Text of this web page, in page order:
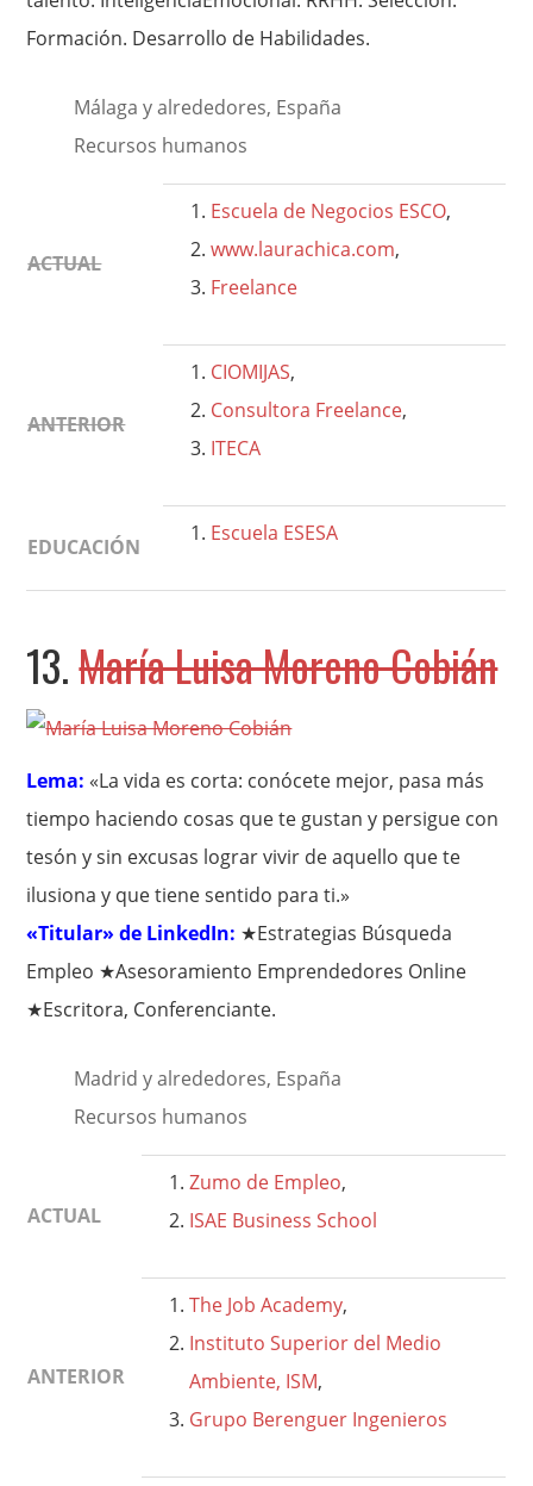
Formación. Desarrollo de Habilidades.
Málaga y alrededores, España
Recursos humanos
ACTUAL
Escuela de Negocios ESCO,
www.laurachica.com,
Freelance
ANTERIOR
CIOMIJAS,
Consultora Freelance,
ITECA
EDUCACIÓN
Escuela ESESA
13.María Luisa Moreno Cobián
Lema: «La vida es corta: conócete mejor, pasa más
tiempo haciendo cosas que te gustan y persigue con
tesón y sin excusas lograr vivir de aquello que te
ilusiona y que tiene sentido para ti.»
«Titular» de LinkedIn: ★Estrategias Búsqueda
Empleo ★Asesoramiento Emprendedores Online
★Escritora, Conferenciante.
Madrid y alrededores, España
Recursos humanos
ACTUAL
Zumo de Empleo,
ISAE Business School
ANTERIOR
The Job Academy,
Instituto Superior del Medio
Ambiente, ISM,
Grupo Berenguer Ingenieros